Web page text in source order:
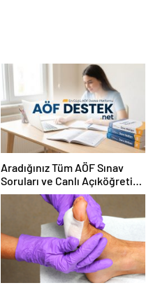
Aradığınız Tüm AÖF Sınav
Soruları ve Canlı Açıköğretim
Forumu Burada